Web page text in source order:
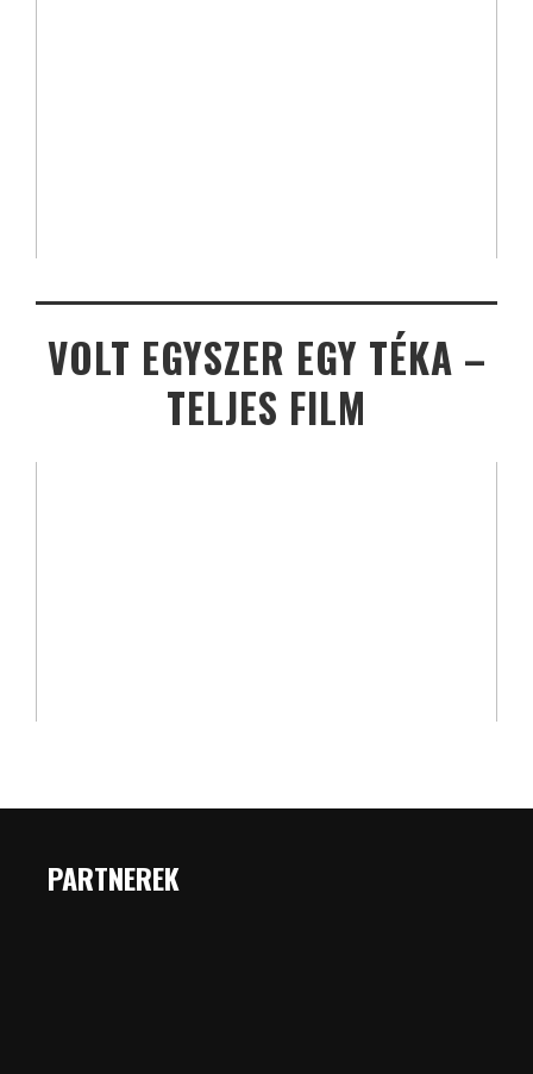
VOLT EGYSZER EGY TÉKA –
TELJES FILM
PARTNEREK